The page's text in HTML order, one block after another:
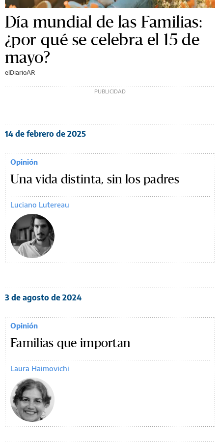
Día mundial de las Familias:
¿por qué se celebra el 15 de
mayo?
elDiarioAR
14 de febrero de 2025
Opinión
Una vida distinta, sin los padres
Luciano Lutereau
3 de agosto de 2024
Opinión
Familias que importan
Laura Haimovichi